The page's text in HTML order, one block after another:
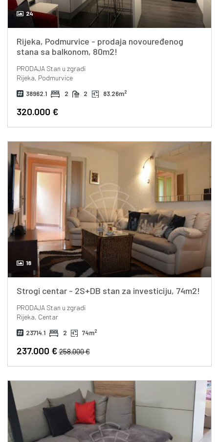
24
Rijeka, Podmurvice - prodaja novouređenog
stana sa balkonom, 80m2!
PRODAJAStan u zgradi
Rijeka, Podmurvice
38962.1 2 2 83.26m2
320.000 €
18
Strogi centar - 2S+DB stan za investiciju, 74m2!
PRODAJAStan u zgradi
Rijeka, Centar
23714.1 2 74m2
237.000 €258.000 €